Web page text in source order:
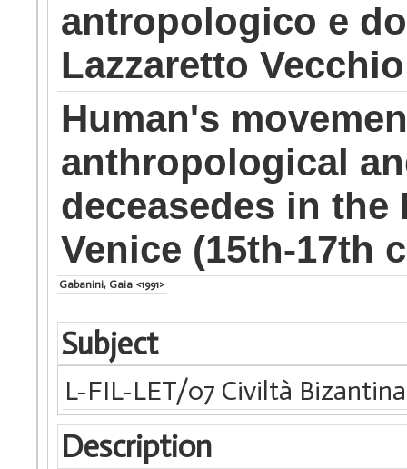
antropologico e
Lazzaretto
Human's
anthropological
deceasedes in the
Venice (15th-17th
Gabanini, Gaia <1991>
Subject
L-FIL-LET/07 Civiltà Bizantina
Description